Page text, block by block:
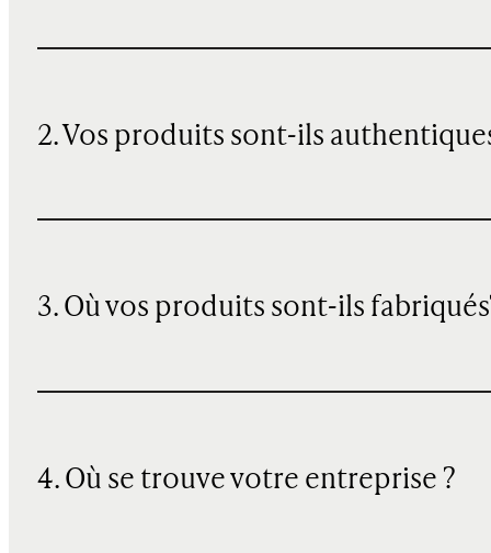
2. Vos produits sont-ils
3. Où vos produits sont-ils
4. Où se trouve votre entreprise ?